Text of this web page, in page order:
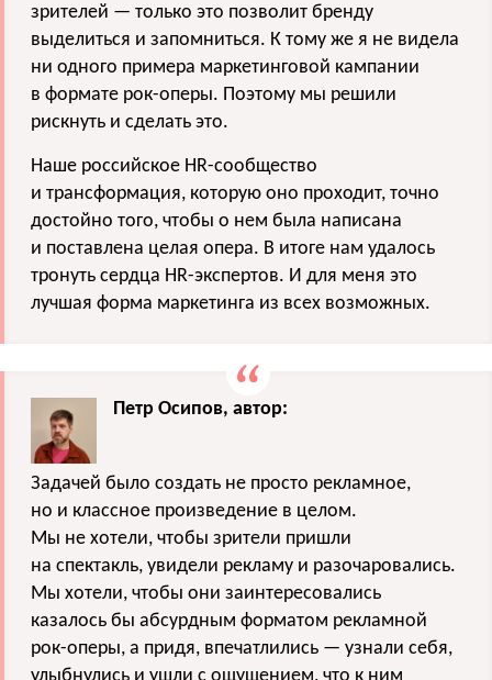
зрителей — только это позволит бренду
выделиться и запомниться. К тому же я не видела
ни одного примера маркетинговой кампании
в формате рок-оперы. Поэтому мы решили
рискнуть и сделать это.
Наше российское HR-сообщество
и трансформация, которую оно проходит, точно
достойно того, чтобы о нем была написана
и поставлена целая опера. В итоге нам удалось
тронуть сердца HR-экспертов. И для меня это
лучшая форма маркетинга из всех возможных.
Петр Осипов, автор:
Задачей было создать не просто рекламное,
но и классное произведение в целом.
Мы не хотели, чтобы зрители пришли
на спектакль, увидели рекламу и разочаровались.
Мы хотели, чтобы они заинтересовались
казалось бы абсурдным форматом рекламной
рок-оперы, а придя, впечатлились — узнали себя,